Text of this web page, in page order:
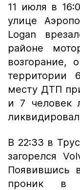
11 июля в
улице
Logan
районе
возгорание,
территории
месту ДТП
и 7 человек
В 22:33 в
загорелся
Появившись
проник в